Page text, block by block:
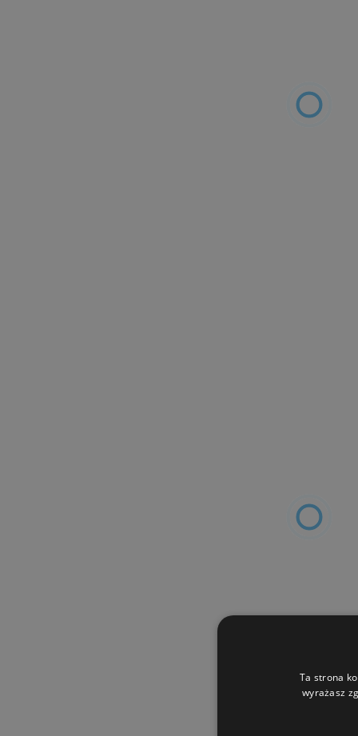
Ta strona
wyrażasz